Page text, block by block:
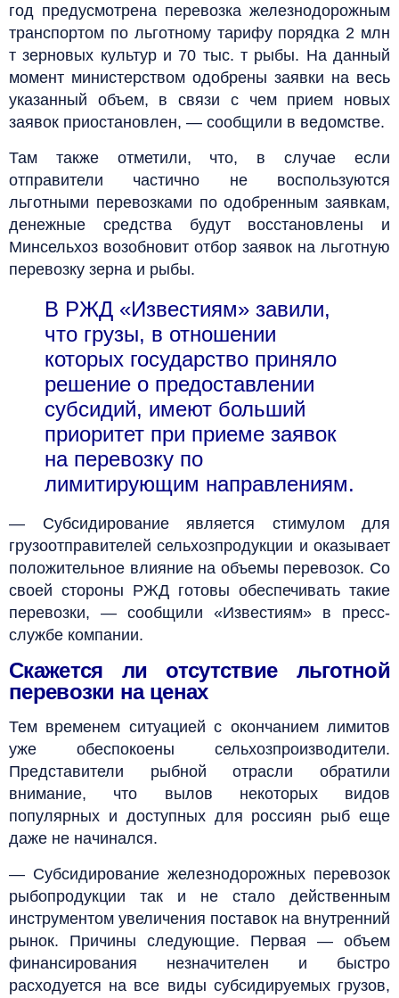
год предусмотрена перевозка железнодорожным
транспортом по льготному тарифу порядка 2 млн
т зерновых культур и 70 тыс. т рыбы. На данный
момент министерством одобрены заявки на весь
указанный объем, в связи с чем прием новых
заявок приостановлен, — сообщили в ведомстве.
Там также отметили, что, в случае если
отправители частично не воспользуются
льготными перевозками по одобренным заявкам,
денежные средства будут восстановлены и
Минсельхоз возобновит отбор заявок на льготную
перевозку зерна и рыбы.
В РЖД «Известиям» завили,
что грузы, в отношении
которых государство приняло
решение о предоставлении
субсидий, имеют больший
приоритет при приеме заявок
на перевозку по
лимитирующим направлениям.
— Субсидирование является стимулом для
грузоотправителей сельхозпродукции и оказывает
положительное влияние на объемы перевозок. Со
своей стороны РЖД готовы обеспечивать такие
перевозки, — сообщили «Известиям» в пресс-
службе компании.
Скажется ли отсутствие льготной
перевозки на ценах
Тем временем ситуацией с окончанием лимитов
уже обеспокоены сельхозпроизводители.
Представители рыбной отрасли обратили
внимание, что вылов некоторых видов
популярных и доступных для россиян рыб еще
даже не начинался.
— Субсидирование железнодорожных перевозок
рыбопродукции так и не стало действенным
инструментом увеличения поставок на внутренний
рынок. Причины следующие. Первая — объем
финансирования незначителен и быстро
расходуется на все виды субсидируемых грузов,